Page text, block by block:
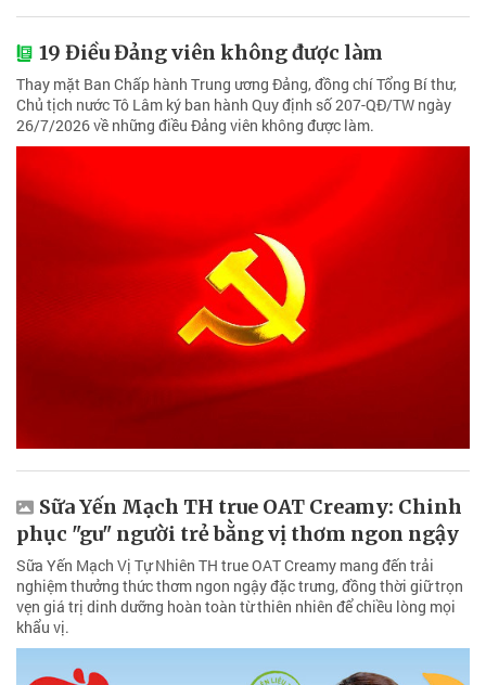
19 Điều Đảng viên không được làm
Thay mặt Ban Chấp hành Trung ương Đảng, đồng chí Tổng Bí thư,
Chủ tịch nước Tô Lâm ký ban hành Quy định số 207-QĐ/TW ngày
26/7/2026 về những điều Đảng viên không được làm.
Sữa Yến Mạch TH true OAT Creamy: Chinh
phục "gu" người trẻ bằng vị thơm ngon ngậy
Sữa Yến Mạch Vị Tự Nhiên TH true OAT Creamy mang đến trải
nghiệm thưởng thức thơm ngon ngậy đặc trưng, đồng thời giữ trọn
vẹn giá trị dinh dưỡng hoàn toàn từ thiên nhiên để chiều lòng mọi
khẩu vị.